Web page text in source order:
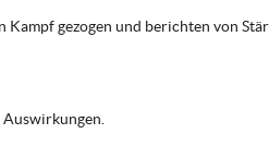
gezogen und berichten von